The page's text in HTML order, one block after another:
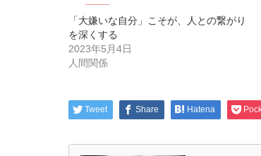
「大嫌いな自分」こそが、人との繋がり
を深くする
2023年5月4日
人間関係
Tweet Share Hatena